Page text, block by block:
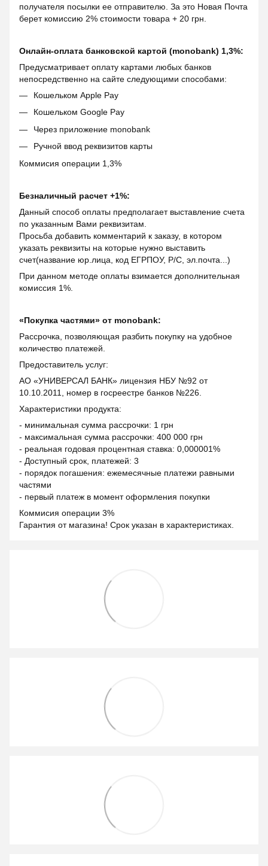
получателя посылки ее отправителю. За это Новая Почта
берет комиссию 2% стоимости товара + 20 грн.
Онлайн-оплата банковской картой (monobank) 1,3%:
Предусматривает оплату картами любых банков
непосредственно на сайте следующими способами:
Кошельком Apple Pay
Кошельком Google Pay
Через приложение monobank
Ручной ввод реквизитов карты
Коммисия операции 1,3%
Безналичный расчет +1%:
Данный способ оплаты предполагает выставление счета
по указанным Вами реквизитам.
Просьба добавить комментарий к заказу, в котором
указать реквизиты на которые нужно выставить
счет(название юр.лица, код ЕГРПОУ, Р/С, эл.почта...)
При данном методе оплаты взимается дополнительная
комиссия 1%.
«Покупка частями» от monobank:
Рассрочка, позволяющая разбить покупку на удобное
количество платежей.
Предоставитель услуг:
АО «УНИВЕРСАЛ БАНК» лицензия НБУ №92 от
10.10.2011, номер в госреестре банков №226.
Характеристики продукта:
- минимальная сумма рассрочки: 1 грн
- максимальная сумма рассрочки: 400 000 грн
- реальная годовая процентная ставка: 0,000001%
- Доступный срок, платежей: 3
- порядок погашения: ежемесячные платежи равными
частями
- первый платеж в момент оформления покупки
Коммисия операции 3%
Гарантия от магазина! Срок указан в характеристиках.